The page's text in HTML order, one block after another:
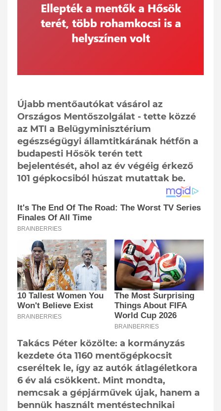
Újabb mentőautókat vásárol az
Országos Mentőszolgálat - tette közzé
az MTI a Belügyminisztérium
egészségügyi államtitkárának hétfőn a
budapesti Hősök terén tett
bejelentését, ahol az év végéig érkező
101 gépkocsiból húszat mutattak be.
Takács Péter közölte: a kormányzás
kezdete óta 1160 mentőgépkocsit
cseréltek le, így az autók átlagéletkora
6 év alá csökkent. Mint mondta,
nemcsak a gépjárművek újak, hanem a
bennük használt mentéstechnikai